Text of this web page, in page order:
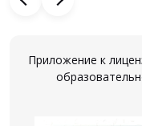
Приложение к